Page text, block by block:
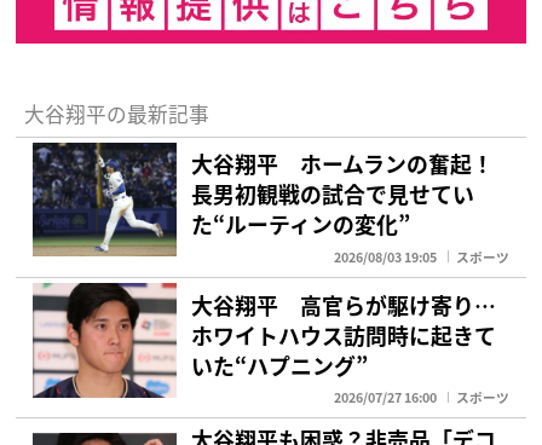
大谷翔平の最新記事
大谷翔平 ホームランの奮起！
長男初観戦の試合で見せてい
た“ルーティンの変化”
2026/08/03 19:05 スポーツ
大谷翔平 高官らが駆け寄り…
ホワイトハウス訪問時に起きて
いた“ハプニング”
2026/07/27 16:00 スポーツ
大谷翔平も困惑？非売品「デコ